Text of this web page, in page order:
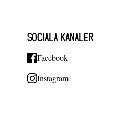
SOCIALA KANALER
Facebook
Instagram